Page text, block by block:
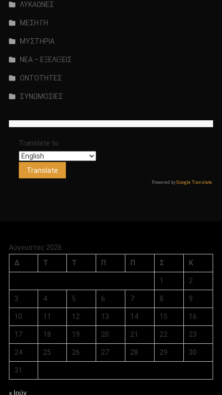
ΛΥΚΑΩΝΕΣ
ΜΕΣΗ ΓΗ
ΜΥΣΤΗΡΙΑ
ΝΕΑ – ΕΞΕΛΙΞΕΙΣ
ΟΝΤΟΤΗΤΕΣ
ΣΥΝΩΜΟΣΙΕΣ
Translate to:
Powered byGoogle Translate .
Αύγουστος 2026
Δ
Τ Τ Π Π Σ Κ
1 2
3 4 5 6 7 8 9
10 11 12 13 14 15 16
17 18 19 20 21 22 23
24 25 26 27 28 29 30
31
« Ιούν